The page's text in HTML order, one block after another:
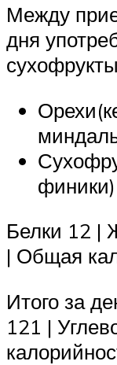
Между
дня
сухофрукты
Белки 12 |
| Общая
Итого за
121 |